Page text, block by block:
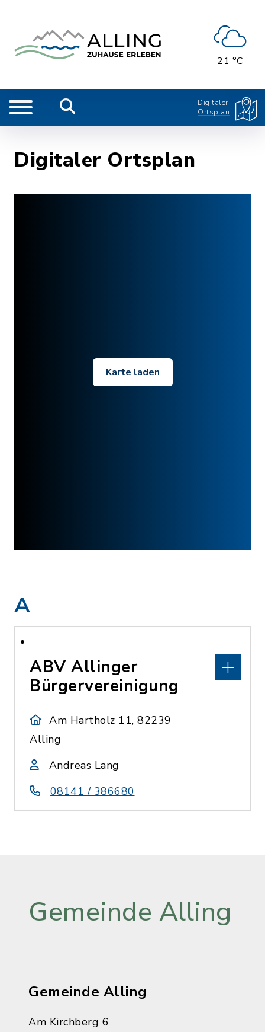
21 °C
Digitaler
Ortsplan
Digitaler Ortsplan
Karte laden
A
ABV Allinger
Bürgervereinigung
Am Hartholz 11, 82239
Alling
Andreas Lang
08141 / 386680
Gemeinde Alling
Gemeinde Alling
Am Kirchberg 6